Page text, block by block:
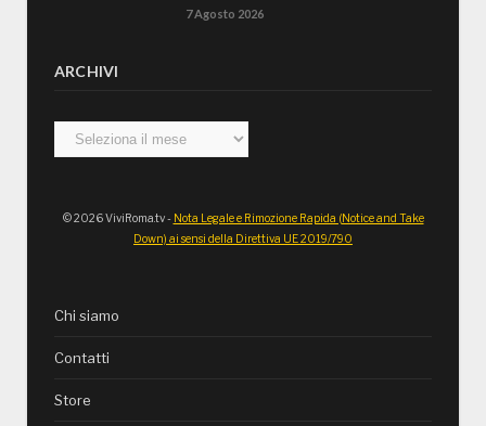
7 Agosto 2026
ARCHIVI
Archivi
© 2026 ViviRoma.tv - Nota Legale e Rimozione Rapida (Notice and Take
Down) ai sensi della Direttiva UE 2019/790
Chi siamo
Contatti
Store